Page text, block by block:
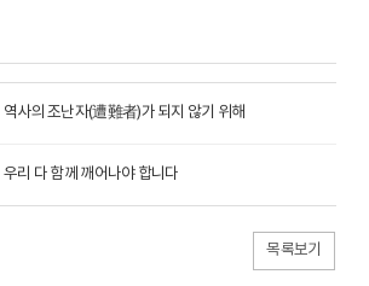
역사의 조난자(遭難者)가 되지 않기 위해
우리 다 함께 깨어나야 합니다
목록보기